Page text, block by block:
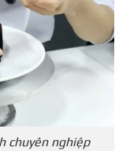
chuyên nghiệp